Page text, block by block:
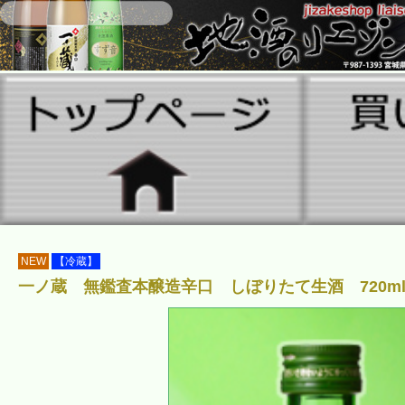
NEW 【冷蔵】
一ノ蔵 無鑑査本醸造辛口 しぼりたて生酒